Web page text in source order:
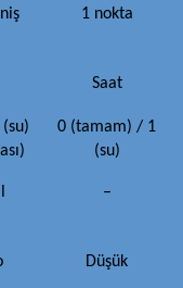
1 nokta
Saat
0 (tamam) / 1
(su)
–
Düşük